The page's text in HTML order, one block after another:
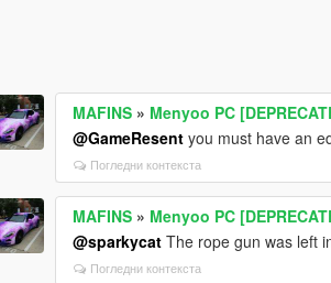
MAFINS » Menyoo PC
@GameResent you must have an
Погледни контекста
MAFINS » Menyoo PC
@sparkycat The rope gun was left
Погледни контекста